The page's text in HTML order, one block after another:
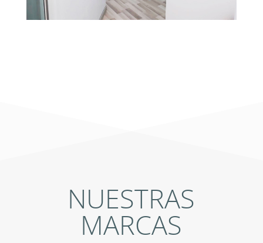
NUESTRAS
MARCAS